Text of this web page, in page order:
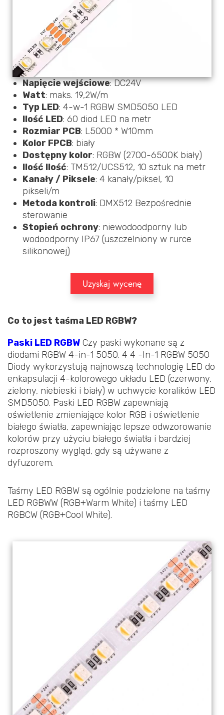
Napięcie wejściowe: DC24V
Watt: maks. 19,2W/m
Typ LED: 4-w-1 RGBW SMD5050 LED
Ilość LED: 60 diod LED na metr
Rozmiar PCB: L5000 * W10mm
Kolor FPCB: biały
Dostępny kolor: RGBW (2700-6500K biały)
Ilość Ilość: TM512/UCS512, 10 sztuk na metr
Kanały / Piksele: 4 kanały/piksel, 10
pikseli/m
Metoda kontroli: DMX512 Bezpośrednie
sterowanie
Stopień ochrony: niewodoodporny lub
wodoodporny IP67 (uszczelniony w rurce
silikonowej)
Uzyskaj wycenę
Co to jest taśma LED RGBW?
Paski LED RGBW Czy paski wykonane są z
diodami RGBW 4-in-1 5050. 4 4 -In-1 RGBW 5050
Diody wykorzystują najnowszą technologię LED do
enkapsulacji 4-kolorowego układu LED (czerwony,
zielony, niebieski i biały) w uchwycie koralików LED
SMD5050. Paski LED RGBW zapewniają
oświetlenie zmieniające kolor RGB i oświetlenie
białego światła, zapewniając lepsze odwzorowanie
kolorów przy użyciu białego światła i bardziej
rozproszony wygląd, gdy są używane z
dyfuzorem.
Taśmy LED RGBW są ogólnie podzielone na taśmy
LED RGBWW (RGB+Warm White) i taśmy LED
RGBCW (RGB+Cool White).